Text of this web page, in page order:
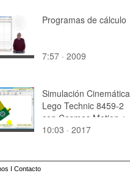
Programas de cálculo
7:57 · 2009
Simulación Cinemática
Lego Technic 8459-2
con Cosmos Motion ¿
11 de 29
10:03 · 2017
I Contacto